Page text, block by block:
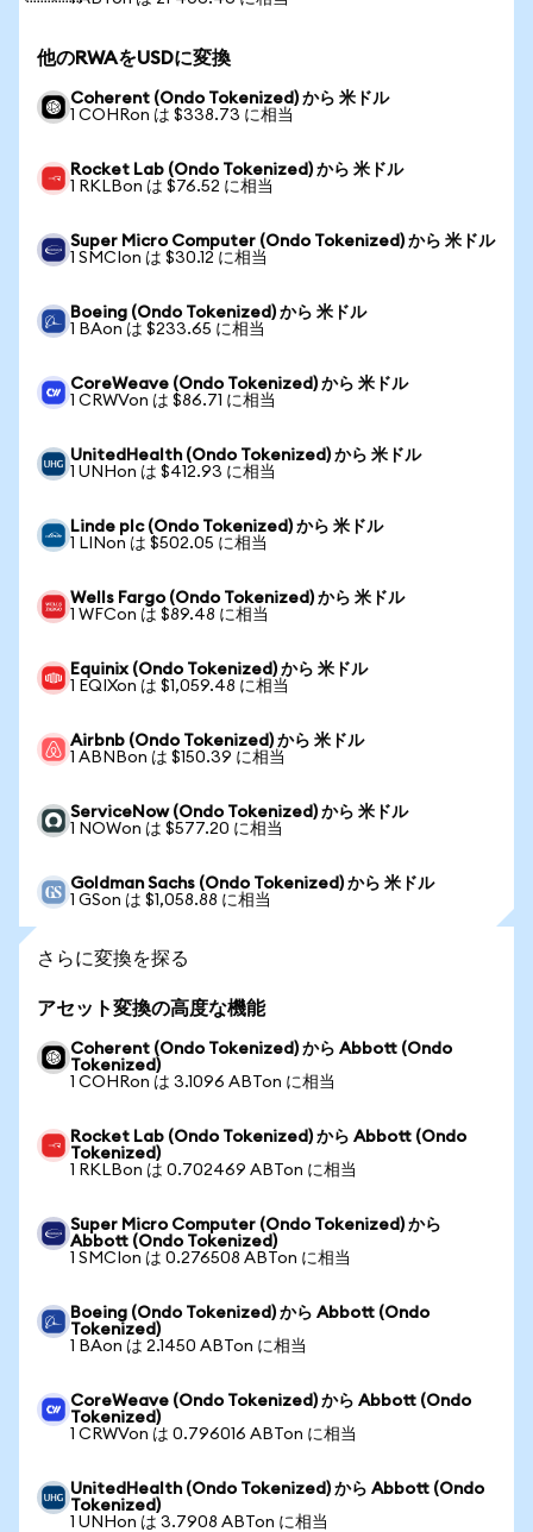
他のRWAをUSDに変換
Coherent (Ondo Tokenized) から 米ドル
1 COHRon は $338.73 に相当
Rocket Lab (Ondo Tokenized) から 米ドル
1 RKLBon は $76.52 に相当
Super Micro Computer (Ondo Tokenized) から 米ドル
1 SMCIon は $30.12 に相当
Boeing (Ondo Tokenized) から 米ドル
1 BAon は $233.65 に相当
CoreWeave (Ondo Tokenized) から 米ドル
1 CRWVon は $86.71 に相当
UnitedHealth (Ondo Tokenized) から 米ドル
1 UNHon は $412.93 に相当
Linde plc (Ondo Tokenized) から 米ドル
1 LINon は $502.05 に相当
Wells Fargo (Ondo Tokenized) から 米ドル
1 WFCon は $89.48 に相当
Equinix (Ondo Tokenized) から 米ドル
1 EQIXon は $1,059.48 に相当
Airbnb (Ondo Tokenized) から 米ドル
1 ABNBon は $150.39 に相当
ServiceNow (Ondo Tokenized) から 米ドル
1 NOWon は $577.20 に相当
Goldman Sachs (Ondo Tokenized) から 米ドル
1 GSon は $1,058.88 に相当
さらに変換を探る
アセット変換の高度な機能
Coherent (Ondo Tokenized) から Abbott (Ondo
Tokenized)
1 COHRon は 3.1096 ABTon に相当
Rocket Lab (Ondo Tokenized) から Abbott (Ondo
Tokenized)
1 RKLBon は 0.702469 ABTon に相当
Super Micro Computer (Ondo Tokenized) から
Abbott (Ondo Tokenized)
1 SMCIon は 0.276508 ABTon に相当
Boeing (Ondo Tokenized) から Abbott (Ondo
Tokenized)
1 BAon は 2.1450 ABTon に相当
CoreWeave (Ondo Tokenized) から Abbott (Ondo
Tokenized)
1 CRWVon は 0.796016 ABTon に相当
UnitedHealth (Ondo Tokenized) から Abbott (Ondo
Tokenized)
1 UNHon は 3.7908 ABTon に相当